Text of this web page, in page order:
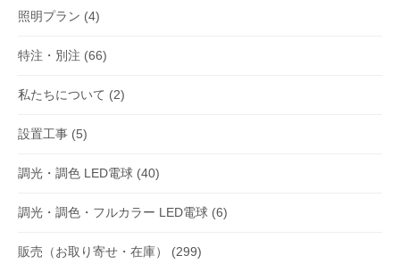
照明プラン (4)
特注・別注 (66)
私たちについて (2)
設置工事 (5)
調光・調色 LED電球 (40)
調光・調色・フルカラー LED電球 (6)
販売（お取り寄せ・在庫） (299)